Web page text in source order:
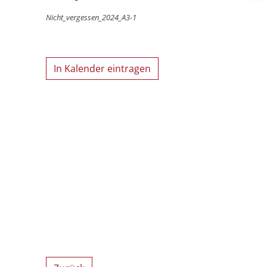
Nicht_vergessen_2024_A3-1
In Kalender eintragen